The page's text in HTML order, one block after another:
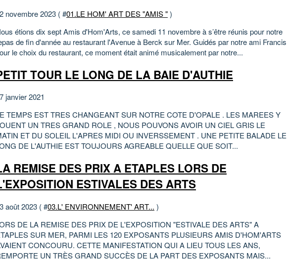
novembre 2023 ( #01.LE HOM' ART DES "AMIS ")
étions dix sept Amis d'Hom'Arts, ce samedi 11 novembre à s’être réunis pour notre
de fin d'année au restaurant l'Avenue à Berck sur Mer. Guidés par notre ami Francis
le choix du restaurant, ce moment était animé musicalement par notre...
TOUR LE LONG DE LA BAIE D'AUTHIE
janvier 2021
TEMPS EST TRES CHANGEANT SUR NOTRE COTE D'OPALE . LES MAREES Y
UN TRES GRAND ROLE , NOUS POUVONS AVOIR UN CIEL GRIS LE
ET DU SOLEIL L'APRES MIDI OU INVERSSEMENT . UNE PETITE BALADE LE
DE L'AUTHIE EST TOUJOURS AGREABLE QUELLE QUE SOIT...
REMISE DES PRIX A ETAPLES LORS DE
ESTIVALES DES ARTS
août 2023 ( #03.L' ENVIRONNEMENT' ART... )
DE LA REMISE DES PRIX DE L'EXPOSITION "ESTIVALE DES ARTS" A
SUR MER, PARMI LES 120 EXPOSANTS PLUSIEURS AMIS D'HOM'ARTS
CONCOURU. CETTE MANIFESTATION QUI A LIEU TOUS LES ANS,
UN TRÈS GRAND SUCCÈS DE LA PART DES EXPOSANTS MAIS...